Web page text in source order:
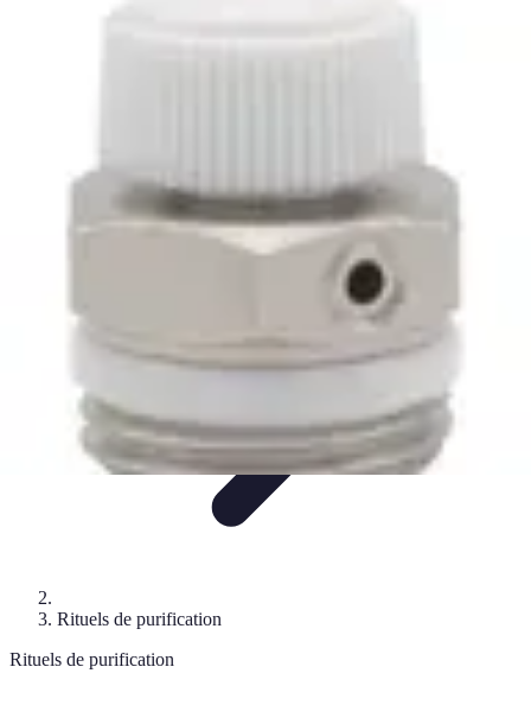
Rituels Coréens
Rituels de purification
Rituels de purification